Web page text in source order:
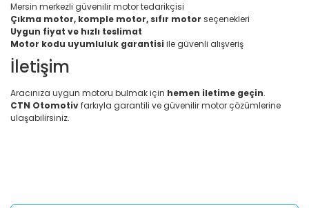
Mersin merkezli güvenilir motor tedarikçisi
Çıkma motor, komple motor, sıfır motor seçenekleri
Uygun fiyat ve hızlı teslimat
Motor kodu uyumluluk garantisi ile güvenli alışveriş
İletişim
Aracınıza uygun motoru bulmak için hemen iletime geçin.
CTN Otomotivfarkıyla garantili ve güvenilir motor çözümlerine
ulaşabilirsiniz.
Yorum Yaz